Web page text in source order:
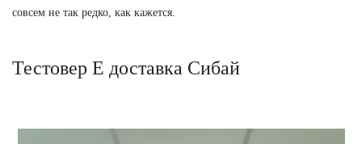
совсем не так редко, как кажется.
Тестовер Е доставка Сибай